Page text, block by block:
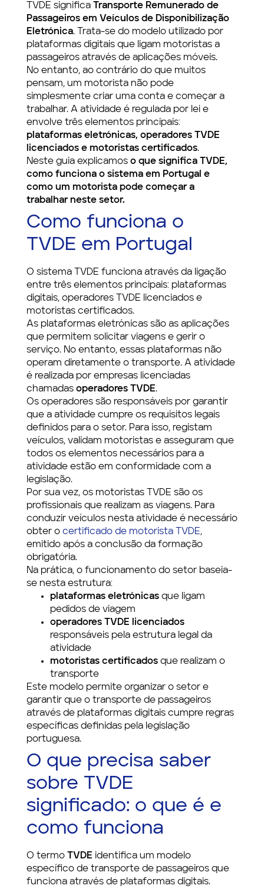
TVDE significa Transporte Remunerado de
Passageiros em Veículos de Disponibilização
Eletrónica. Trata-se do modelo utilizado por
plataformas digitais que ligam motoristas a
passageiros através de aplicações móveis.
No entanto, ao contrário do que muitos
pensam, um motorista não pode
simplesmente criar uma conta e começar a
trabalhar. A atividade é regulada por lei e
envolve três elementos principais:
plataformas eletrónicas, operadores TVDE
licenciados e motoristas certificados.
Neste guia explicamos o que significa TVDE,
como funciona o sistema em Portugal e
como um motorista pode começar a
trabalhar neste setor.
Como funciona o
TVDE em Portugal
O sistema TVDE funciona através da ligação
entre três elementos principais: plataformas
digitais, operadores TVDE licenciados e
motoristas certificados.
As plataformas eletrónicas são as aplicações
que permitem solicitar viagens e gerir o
serviço. No entanto, essas plataformas não
operam diretamente o transporte. A atividade
é realizada por empresas licenciadas
chamadas operadores TVDE.
Os operadores são responsáveis por garantir
que a atividade cumpre os requisitos legais
definidos para o setor. Para isso, registam
veículos, validam motoristas e asseguram que
todos os elementos necessários para a
atividade estão em conformidade com a
legislação.
Por sua vez, os motoristas TVDE são os
profissionais que realizam as viagens. Para
conduzir veículos nesta atividade é necessário
obter o certificado de motorista TVDE,
emitido após a conclusão da formação
obrigatória.
Na prática, o funcionamento do setor baseia-
se nesta estrutura:
plataformas eletrónicasque ligam
pedidos de viagem
operadores TVDE licenciados
responsáveis pela estrutura legal da
atividade
motoristas certificadosque realizam o
transporte
Este modelo permite organizar o setor e
garantir que o transporte de passageiros
através de plataformas digitais cumpre regras
específicas definidas pela legislação
portuguesa.
O que precisa saber
sobre TVDE
significado: o que é e
como funciona
O termo TVDE identifica um modelo
específico de transporte de passageiros que
funciona através de plataformas digitais.